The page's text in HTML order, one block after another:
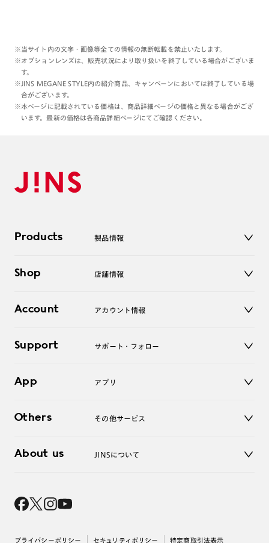
※当サイト内の文字・画像等全ての情報の無断転載を禁止いたします。
※オプションレンズは、販売状況により取り扱いを終了している場合がございま
す。
※JINS MEGANE STYLE内の紹介商品、キャンペーンにおいては終了している場
合がございます。
※本ページに記載されている価格は、商品詳細ページの価格と異なる場合がござ
います。最新の価格は各商品詳細ページにてご確認ください。
Products 製品情報
サングラス
コンタクトレンズ
アクセサリー
Shop 店舗情報
オンラインショップ
Account アカウント情報
ログアウト
Support サポート・フォロー
よくあるご質問
お問い合わせ
App アプリ
Others その他サービス
レンズ交換
About us JINSについて
採用情報
プライバシーポリシー セキュリティポリシー 特定商取引法表示